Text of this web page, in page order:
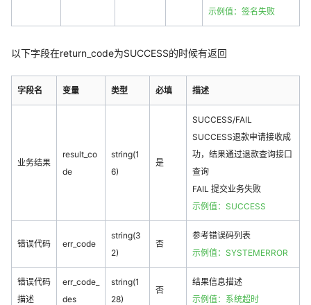
示例值：签名失败
以下字段在return_code为SUCCESS的时候有返回
字段名 变量 类型 必填 描述
业务结果
result_co
de
string(1
6)
是
SUCCESS/FAIL
SUCCESS退款申请接收成
功，结果通过退款查询接口
查询
FAIL 提交业务失败
示例值：SUCCESS
错误代码 err_code
string(3
2)
否
参考错误码列表
示例值：SYSTEMERROR
错误代码
描述
err_code_
des
string(1
28)
否
结果信息描述
示例值：系统超时